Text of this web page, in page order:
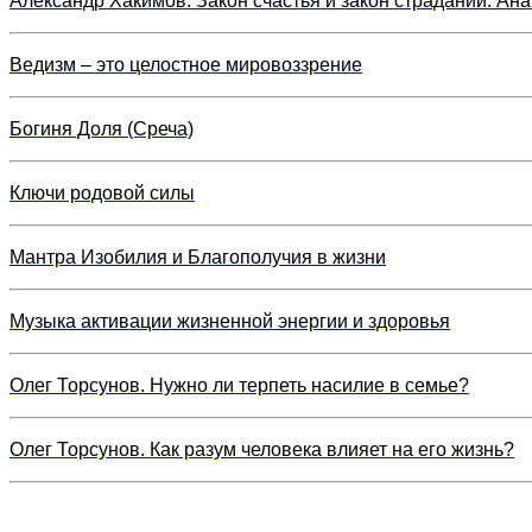
Ведизм – это целостное мировоззрение
Богиня Доля (Среча)
Ключи родовой силы
Мантра Изобилия и Благополучия в жизни
Музыка активации жизненной энергии и здоровья
Олег Торсунов. Нужно ли терпеть насилие в семье?
Олег Торсунов. Как разум человека влияет на его жизнь?